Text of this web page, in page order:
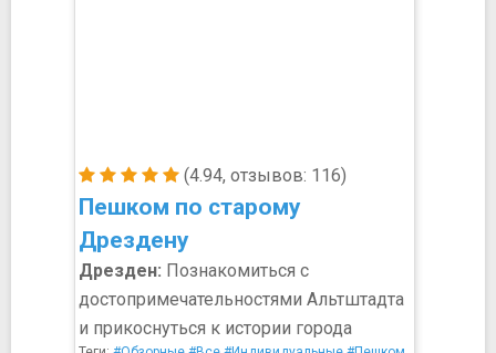
(4.94, отзывов: 116)
Пешком по старому
Дрездену
Дрезден: Познакомиться с
достопримечательностями Альтштадта
и прикоснуться к истории города